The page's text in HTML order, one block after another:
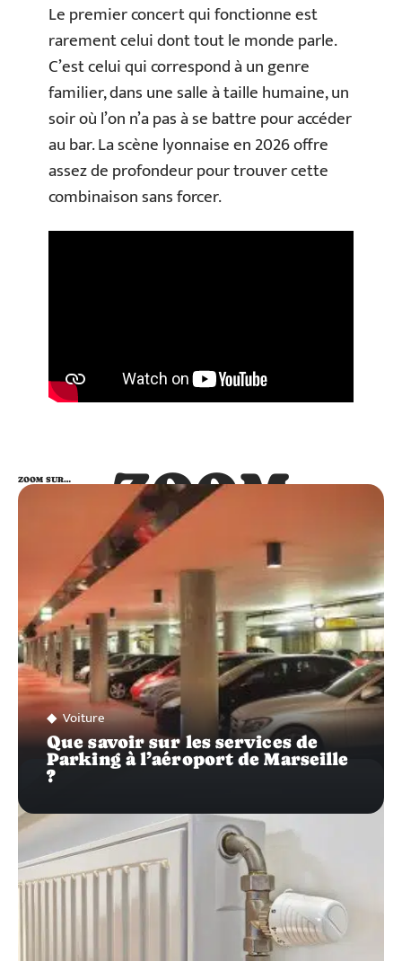
Le premier concert qui fonctionne est
rarement celui dont tout le monde parle.
C’est celui qui correspond à un genre
familier, dans une salle à taille humaine, un
soir où l’on n’a pas à se battre pour accéder
au bar. La scène lyonnaise en 2026 offre
assez de profondeur pour trouver cette
combinaison sans forcer.
ZOOM
SUR…
ZOOM SUR…
Voiture
Que savoir sur les services de
Parking à l’aéroport de Marseille
?